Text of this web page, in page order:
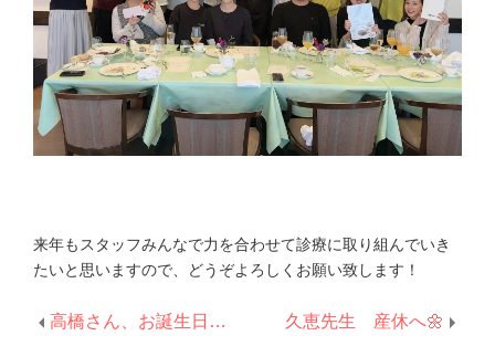
来年もスタッフみんなで力を合わせて診療に取り組んでいき
たいと思いますので、どうぞよろしくお願い致します！
高橋さん、お誕生日おめでとうございます！ 久恵先生 産休へ🌼